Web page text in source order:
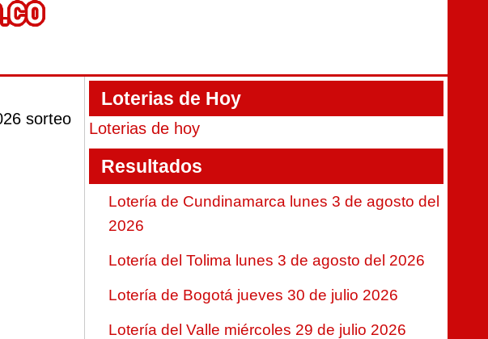
sorteo
Loterias de Hoy
Loterias de hoy
Resultados
Lotería de Cundinamarca lunes 3 de agosto del
2026
Lotería del Tolima lunes 3 de agosto del 2026
Lotería de Bogotá jueves 30 de julio 2026
Lotería del Valle miércoles 29 de julio 2026